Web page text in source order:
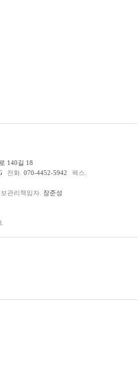
140길 18
전화. 070-4452-5942
팩스.
관리책임자. 장준성